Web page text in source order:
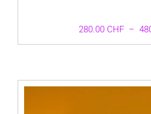
280.00 CHF –